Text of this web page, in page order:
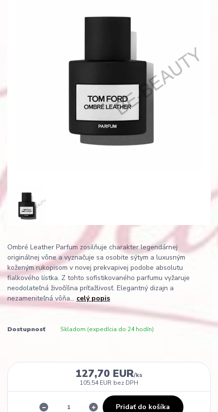
Ombré Leather Parfum zosilňuje charakter legendárnej
originálnej vône a vyznačuje sa osobite sýtym a luxusným
koženým rukopisom v novej prekvapivej podobe absolutu
fialkového lístka. Z tohto sofistikovaného parfumu vyžaruje
neodolateľná živočíšna príťažlivosť. Elegantný dizajn a
nezameniteľná vôňa... celý popis
Dostupnosť Skladom (expedícia do 24 hodín)
127,70 EUR/ks
105,54 EUR bez DPH
Pridať do košíka